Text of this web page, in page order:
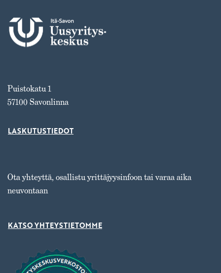
Puistokatu 1
57100 Savonlinna
LASKUTUSTIEDOT
Ota yhteyttä, osallistu yrittäjyysinfoon tai varaa aika
neuvontaan
KATSO YHTEYSTIETOMME